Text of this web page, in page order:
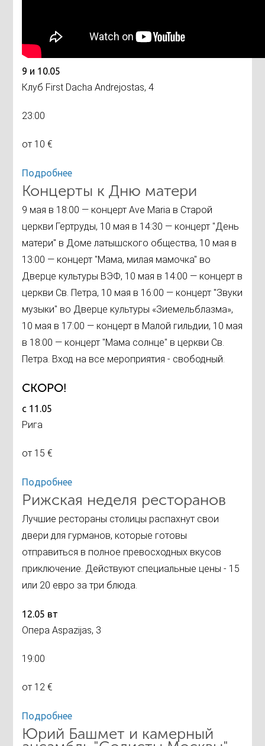
9 и 10.05
Клуб First Dacha Andrejostas, 4
23:00
от 10 €
Подробнее
Концерты к Дню матери
9 мая в 18:00 — концерт Ave Maria в Старой
церкви Гертруды, 10 мая в 14:30 — концерт "День
матери" в Доме латышского общества, 10 мая в
13:00 — концерт "Мама, милая мамочка" во
Дверце культуры ВЭФ, 10 мая в 14:00 — концерт в
церкви Св. Петра, 10 мая в 16:00 — концерт "Звуки
музыки" во Дверце культуры «Зиемельблазма»,
10 мая в 17:00 — концерт в Малой гильдии, 10 мая
в 18:00 — концерт "Мама солнце" в церкви Св.
Петра. Вход на все мероприятия - свободный.
СКОРО!
с 11.05
Рига
от 15 €
Подробнее
Рижская неделя ресторанов
Лучшие рестораны столицы распахнут свои
двери для гурманов, которые готовы
отправиться в полное превосходных вкусов
приключение. Действуют специальные цены - 15
или 20 евро за три блюда.
12.05 вт
Опера Aspazijas, 3
19:00
от 12 €
Подробнее
Юрий Башмет и камерный